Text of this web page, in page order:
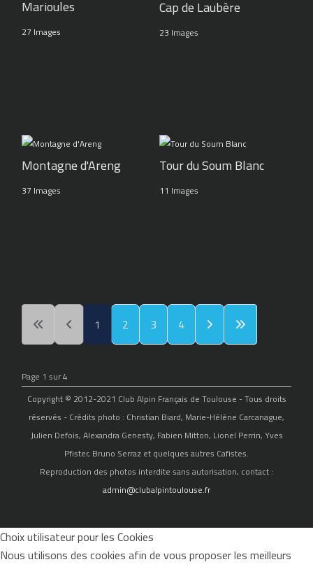
Marioules
27 Images
Cap de Laubère
23 Images
Montagne d'Areng
37 Images
Tour du Soum Blanc
11 Images
1 2 3 4
Page 1 sur 4
Copyright © 2012-2021 Club Alpin Français de Toulouse - Tous droits
réservés - Crédits photo : Christian Biard, Marie-Hélène Carcanague,
Julien Defois, Alexandra Genesty, Fabien Mitton, Lionel Perrin, Yves
Pfister, Bruno Serraz et quelques autres Cafistes.
Reproduction des photos interdite sans autorisation, contact :
admin@clubalpintoulouse.fr
Choix utilisateur pour les Cookies
Nous utilisons des cookies afin de vous proposer les meilleurs